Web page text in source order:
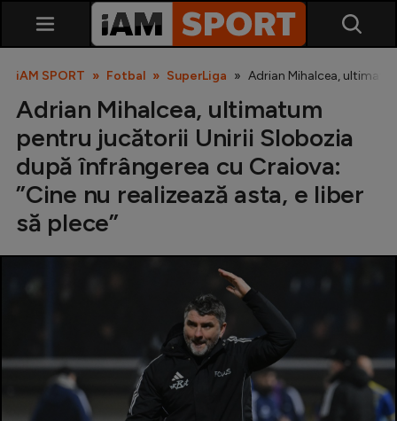
Cupa României
Echipa Națională
U21
Fotbal feminin
iAM SPORT Fotbal SuperLiga Adrian Mihalcea,
Adrian Mihalcea, ultimatum
pentru jucătorii Unirii Slobozia
după înfrângerea cu Craiova:
”Cine nu realizează asta, e liber
să plece”